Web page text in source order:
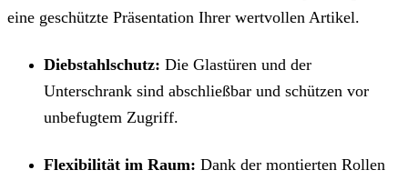
eine geschützte Präsentation Ihrer wertvollen Artikel.
Diebstahlschutz: Die Glastüren und der
Unterschrank sind abschließbar und schützen vor
unbefugtem Zugriff.
Flexibilität im Raum: Dank der montierten Rollen